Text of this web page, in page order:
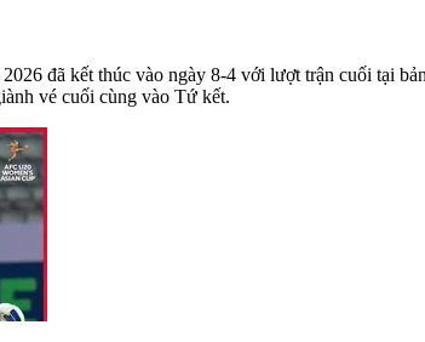
đã kết thúc vào ngày 8-4 với lượt trận cuối tại
vé cuối cùng vào Tứ kết.